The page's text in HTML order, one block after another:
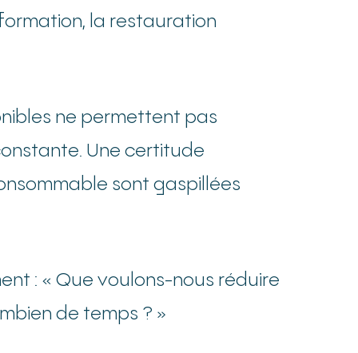
la restauration
ne permettent pas
Une certitude
sont gaspillées
: « Que voulons-nous réduire
de temps ? »